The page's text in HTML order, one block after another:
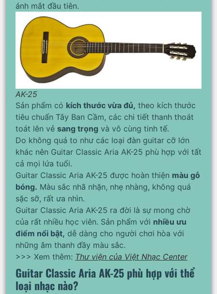
ánh mắt đầu tiên.
AK-25
Sản phẩm có kích thước vừa đủ, theo kích thước
tiêu chuẩn Tây Ban Cầm, các chi tiết thanh thoát
toát lên vẻ sang trọng và vô cùng tinh tế.
Do không quá to như các loại đàn guitar cỡ lớn
khác nên Guitar Classic Aria AK-25 phù hợp với tất
cả mọi lứa tuổi.
Guitar Classic Aria AK-25 được hoàn thiện màu gỗ
bóng. Màu sắc nhã nhặn, nhẹ nhàng, không quá
sặc sỡ, rất ưa nhìn.
Guitar Classic Aria AK-25 ra đời là sự mong chờ
của rất nhiều học viên. Sản phẩm với nhiều ưu
điểm nổi bật, dễ dàng cho người chơi hòa với
những âm thanh đầy màu sắc.
>>> Xem thêm: Thư viện của Việt Nhạc Center
Guitar Classic Aria AK-25 phù hợp với thể
loại nhạc nào?